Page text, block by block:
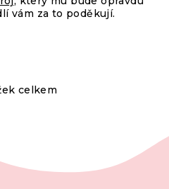
vám za to poděkují.
Ocelkem